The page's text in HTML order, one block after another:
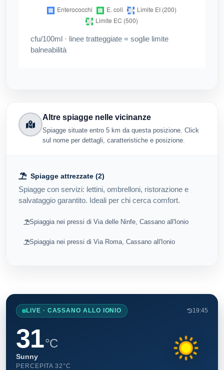
cfu/100ml · linee tratteggiate = soglie limite
balneabilità
Altre spiagge nelle vicinanze
Spiagge situate entro 5 km da questa posizione. Click
sul nome per dettagli, caratteristiche e posizione.
Spiagge attrezzate (2)
Spiagge con servizi: lettini, ombrelloni, ristorazione e
salvataggio garantito. Ideali per chi cerca comfort.
Spiaggia nei pressi di Via delle Ninfe, Cassano all'Ionio
Spiaggia nei pressi di Via Roma, Cassano all'Ionio
LIVE · CASSANO ALLO IONIO 19:45
31°C
Sunny
PERCEPITA 32°C